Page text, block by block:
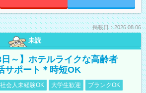
掲載日：2026.08.06
未読
日～】ホテルライクな高齢者
サポート＊時短OK
社会人未経験OK 大学生歓迎
ブランクOK